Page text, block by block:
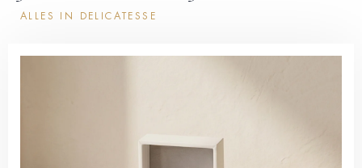
ALLES IN DELICATESSE